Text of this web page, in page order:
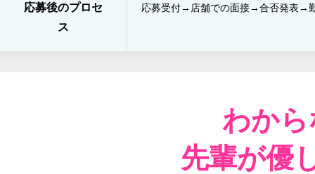
応募後のプロセ
ス
応募受付→店舗での面接→​合否発表​→​
わか
先輩が優